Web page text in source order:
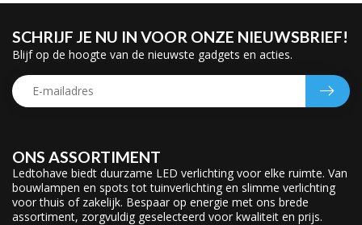
ONS ASSORTIMENT
Ledtohave biedt duurzame LED verlichting voor elke ruimte. Van
bouwlampen en spots tot tuinverlichting en slimme verlichting
voor thuis of zakelijk. Bespaar op energie met ons brede
assortiment, zorgvuldig geselecteerd voor kwaliteit en prijs.
SCHRIJF JE NU IN VOOR ONZE NIEUWSBRIEF!
Blijf op de hoogte van de nieuwste gadgets en acties.